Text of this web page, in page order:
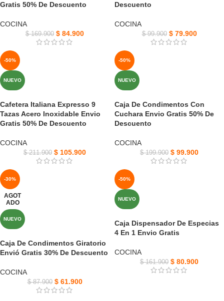
Gratis 50% De Descuento
COCINA
$169.900 $ 84.900
Descuento
COCINA
$99.900 $79.900
-50%
NUEVO
Cafetera Italiana Expresso 9
Tazas Acero Inoxidable Envio
Gratis 50% De Descuento
COCINA
$211.900 $ 105.900
-50%
NUEVO
Caja De Condimentos Con
Cuchara Envio Gratis 50% De
Descuento
COCINA
$199.900 $ 99.900
-30%
AGOT
ADO
NUEVO
Caja De Condimentos Giratorio
Envió Gratis 30% De Descuento
COCINA
$87.900 $61.900
-50%
NUEVO
Caja Dispensador De Especias
4 En 1 Envio Gratis
COCINA
$161.900 $ 80.900